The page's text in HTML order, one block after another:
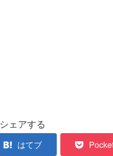
シェアする
はてブ